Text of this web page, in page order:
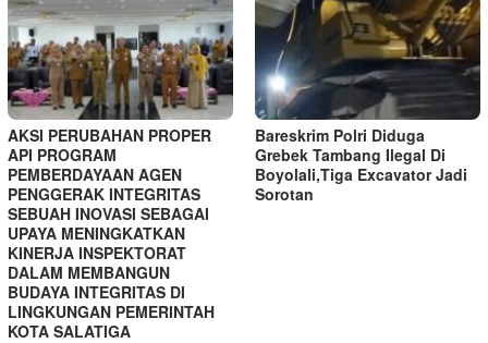
AKSI PERUBAHAN PROPER
API PROGRAM
PEMBERDAYAAN AGEN
PENGGERAK INTEGRITAS
SEBUAH INOVASI SEBAGAI
UPAYA MENINGKATKAN
KINERJA INSPEKTORAT
DALAM MEMBANGUN
BUDAYA INTEGRITAS DI
LINGKUNGAN PEMERINTAH
KOTA SALATIGA
Bareskrim Polri Diduga
Grebek Tambang Ilegal Di
Boyolali,Tiga Excavator Jadi
Sorotan